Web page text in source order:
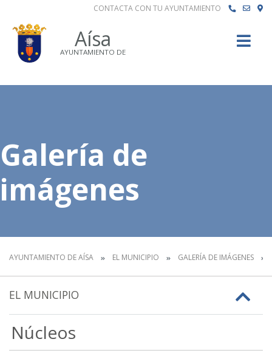
CONTACTA CON TU AYUNTAMIENTO
Aísa
AYUNTAMIENTO DE
Galería de
imágenes
AYUNTAMIENTO DE AÍSA EL MUNICIPIO GALERÍA DE IMÁGENES
EL MUNICIPIO
Núcleos